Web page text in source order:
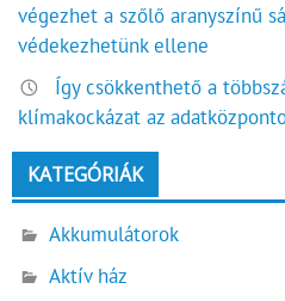
végezhet a szőlő aranyszínű
védekezhetünk ellene
Így csökkenthető a
klímakockázat az
KATEGÓRIÁK
Akkumulátorok
Aktív ház